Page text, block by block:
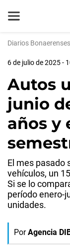
Diarios Bonaerenses
6 de julio de 2025 -
Autos
junio
años y
El mes pasado
vehículos, un
Si se lo
período enero-
unidades.
Por Agencia